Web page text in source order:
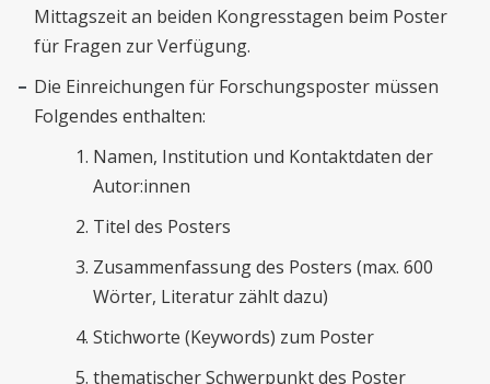
Mittagszeit an beiden Kongresstagen beim Poster
für Fragen zur Verfügung.
Die Einreichungen für Forschungsposter müssen
Folgendes enthalten:
Namen, Institution und Kontaktdaten der
Autor:innen
Titel des Posters
Zusammenfassung des Posters (max. 600
Wörter, Literatur zählt dazu)
Stichworte (Keywords) zum Poster
thematischer Schwerpunkt des Poster